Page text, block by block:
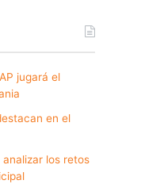
jugará el
en el
los retos